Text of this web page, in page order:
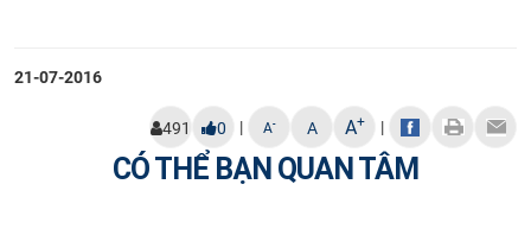
21-07-2016
491 0 | A- A A+ |
CÓ THỂ BẠN QUAN TÂM